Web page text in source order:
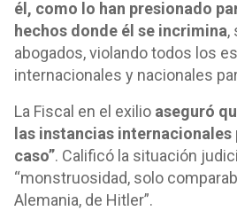
él, como lo han presionado
hechos donde él se incrimina,
abogados, violando todos los
internacionales y nacionales
La Fiscal en el exilio aseguró
las instancias
caso”. Calificó la situación
“monstruosidad, solo
Alemania, de Hitler”.